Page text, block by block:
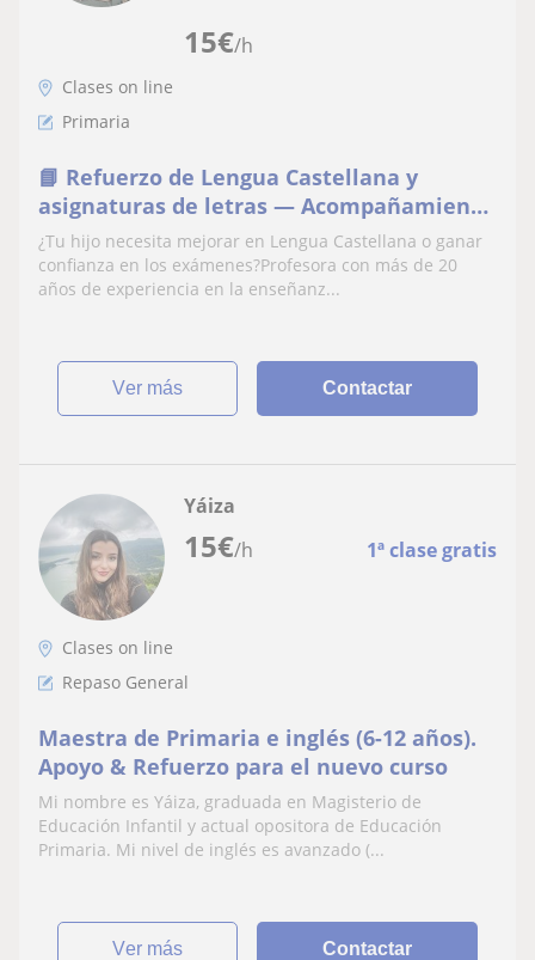
15€/h
Clases on line
Primaria
📘 Refuerzo de Lengua Castellana y
asignaturas de letras — Acompañamiento
Escolar Personalizado (Primaria)
¿Tu hijo necesita mejorar en Lengua Castellana o ganar
confianza en los exámenes?Profesora con más de 20
años de experiencia en la enseñanz...
ver más Contactar
15€/h 1ª clase gratis
Yáiza
Clases on line
Repaso General
Maestra de Primaria e inglés (6-12 años).
Apoyo & Refuerzo para el nuevo curso
Mi nombre es Yáiza, graduada en Magisterio de
Educación Infantil y actual opositora de Educación
Primaria. Mi nivel de inglés es avanzado (...
ver más Contactar